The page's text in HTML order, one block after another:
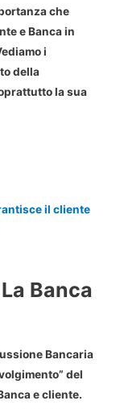
che
e Banca in
i
della
la sua
il cliente
Banca
Bancaria
del
e cliente.